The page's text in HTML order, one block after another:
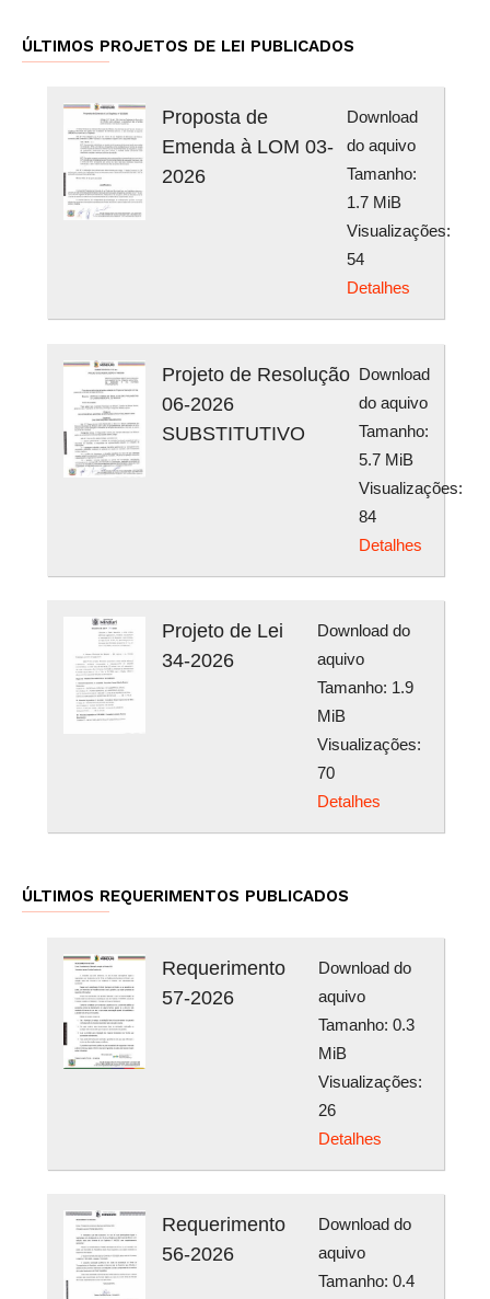
ÚLTIMOS PROJETOS DE LEI PUBLICADOS
Proposta de
Emenda à LOM 03-
2026
Download
do aquivo
Tamanho:
1.7 MiB
Visualizações:
54
Detalhes
Projeto de Resolução
06-2026
SUBSTITUTIVO
Download
do aquivo
Tamanho:
5.7 MiB
Visualizações:
84
Detalhes
Projeto de Lei
34-2026
Download do
aquivo
Tamanho: 1.9
MiB
Visualizações:
70
Detalhes
ÚLTIMOS REQUERIMENTOS PUBLICADOS
Requerimento
57-2026
Download do
aquivo
Tamanho: 0.3
MiB
Visualizações:
26
Detalhes
Requerimento
56-2026
Download do
aquivo
Tamanho: 0.4